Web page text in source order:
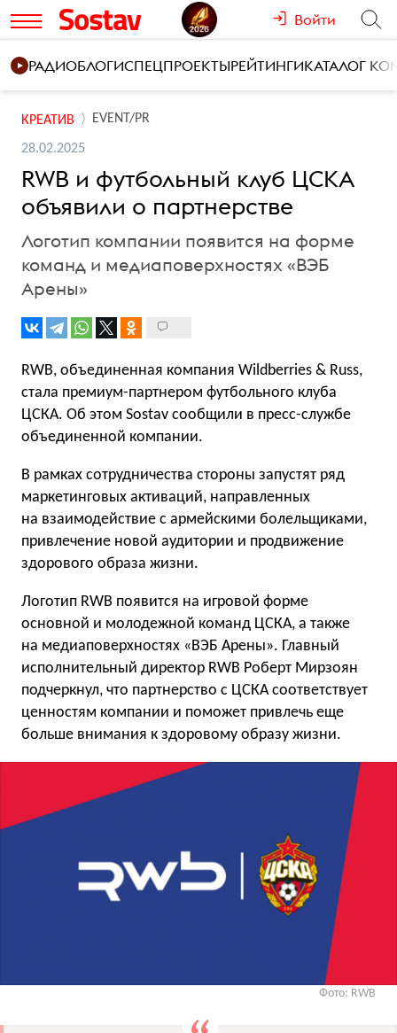
Войти
РАДИОБЛОГИСПЕЦПРОЕКТЫРЕЙТИНГИКАТАЛОГ
КРЕАТИВ EVENT/PR
28.02.2025
RWB и футбольный клуб ЦСКА
объявили о партнерстве
Логотип компании появится на форме
команд и медиаповерхностях «ВЭБ
Арены»
RWB, объединенная компания Wildberries & Russ,
стала премиум-партнером футбольного клуба
ЦСКА. Об этом Sostav сообщили в пресс-службе
объединенной компании.
В рамках сотрудничества стороны запустят ряд
маркетинговых активаций, направленных
на взаимодействие с армейскими болельщиками,
привлечение новой аудитории и продвижение
здорового образа жизни.
Логотип RWB появится на игровой форме
основной и молодежной команд ЦСКА, а также
на медиаповерхностях «ВЭБ Арены». Главный
исполнительный директор RWB Роберт Мирзоян
подчеркнул, что партнерство с ЦСКА соответствует
ценностям компании и поможет привлечь еще
больше внимания к здоровому образу жизни.
Фото: RWB